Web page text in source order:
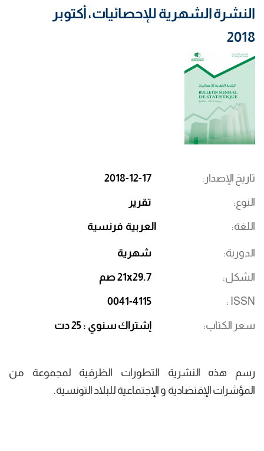
النشرة الشهرية للإحصائيات، أكتوبر
2018
تاريخ الإصدار 2018-12-17
النوع تقرير
اللغة العربية فرنسية
الدورية شهرية
الشكل 21x29.7 صم
ISSN
0041-4115
سعر الكتاب إشتراك سنوي : 25 دت
رسم هذه النشرية التطورات الظرفية لمجموعة من
المؤشرات الإقتصادية و الإجتماعية للبلاد التونسية.